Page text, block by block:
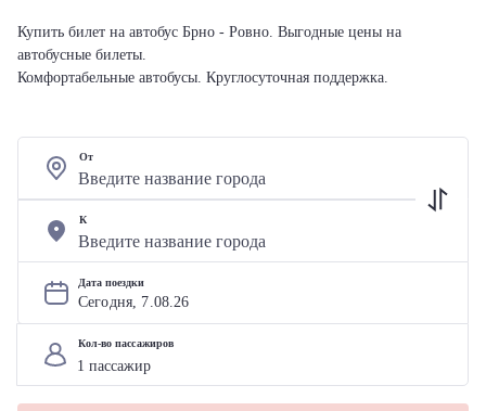
Купить билет на автобус Брно - Ровно. Выгодные цены на
автобусные билеты.
Комфортабельные автобусы. Круглосуточная поддержка.
От
К
Дата поездки
Сегодня, 7.08.26
Кол-во пассажиров